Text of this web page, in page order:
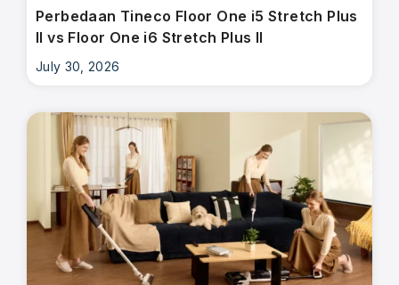
Perbedaan Tineco Floor One i5 Stretch Plus
II vs Floor One i6 Stretch Plus II
July 30, 2026